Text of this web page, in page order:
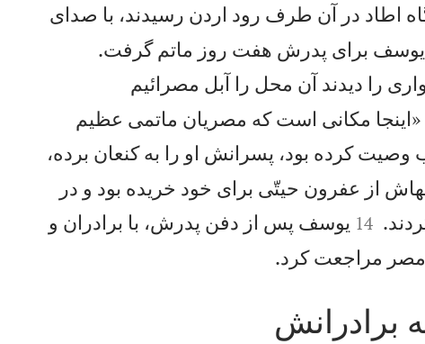
اطاد در آن طرف رود اردن رسيدند، با صدای
و يوسف برای پدرش هفت روز ماتم گرفت.
را ديدند آن محل را آبل مصرائيم
«اينجا مكانی است كه مصریان ماتمی عظيم
كرده بود، پسرانش او را به كنعان برده،
از عفرون حيتّی برای خود خريده بود و در


14 يوسف پس از دفن پدرش، با برادران و
مصر مراجعت كرد.
برادرانش